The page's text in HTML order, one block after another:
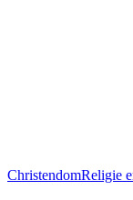
ChristendomReligie